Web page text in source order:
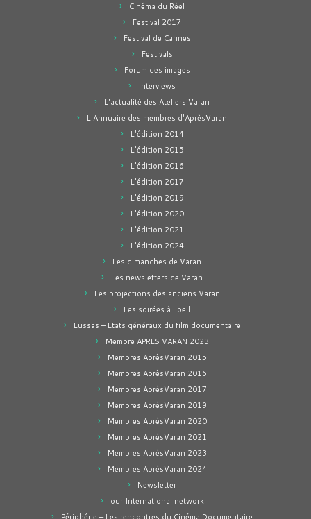
Cinéma du Réel
Festival 2017
Festival de Cannes
Festivals
Forum des images
Interviews
L'actualité des Ateliers Varan
L'Annuaire des membres d'AprèsVaran
L'édition 2014
L'édition 2015
L'édition 2016
L'édition 2017
L'édition 2019
L'édition 2020
L'édition 2021
L'édition 2024
Les dimanches de Varan
Les newsletters de Varan
Les projections des anciens Varan
Les soirées à l'oeil
Lussas – Etats généraux du film documentaire
Membre APRES VARAN 2023
Membres AprèsVaran 2015
Membres AprèsVaran 2016
Membres AprèsVaran 2017
Membres AprèsVaran 2019
Membres AprèsVaran 2020
Membres AprèsVaran 2021
Membres AprèsVaran 2023
Membres AprèsVaran 2024
Newsletter
our International network